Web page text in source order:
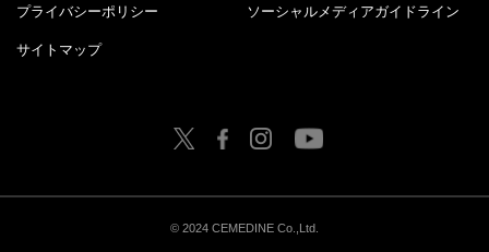
プライバシーポリシー ソーシャルメディアガイドライン
サイトマップ
© 2024 CEMEDINE Co.,Ltd.